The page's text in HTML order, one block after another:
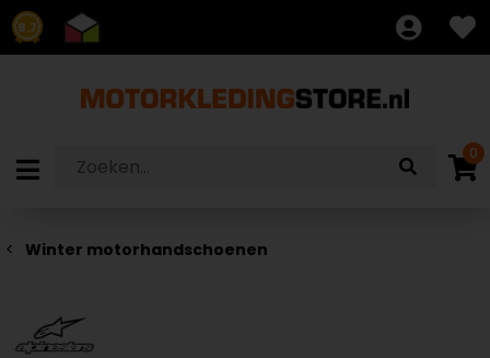
8.7
0
Winter motorhandschoenen